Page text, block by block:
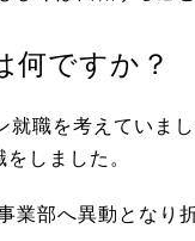
何ですか？
職を考えていま
しました。
業部へ異動となり